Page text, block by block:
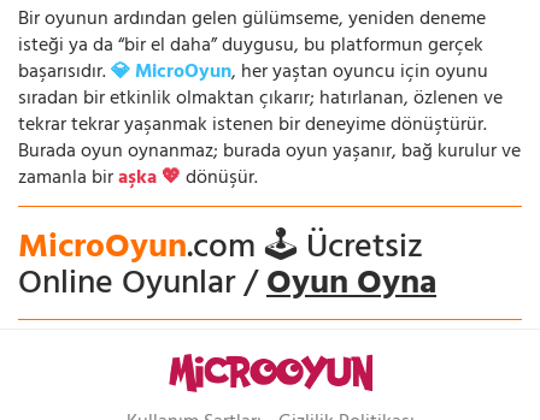
Bir oyunun ardından gelen gülümseme, yeniden deneme
isteği ya da “bir el daha” duygusu, bu platformun gerçek
başarısıdır.💎 MicroOyun, her yaştan oyuncu için oyunu
sıradan bir etkinlik olmaktan çıkarır; hatırlanan, özlenen ve
tekrar tekrar yaşanmak istenen bir deneyime dönüştürür.
Burada oyun oynanmaz; burada oyun yaşanır, bağ kurulur ve
zamanla biraşka 💖dönüşür.
MicroOyun.com 🕹️ Ücretsiz
Online Oyunlar /Oyun Oyna